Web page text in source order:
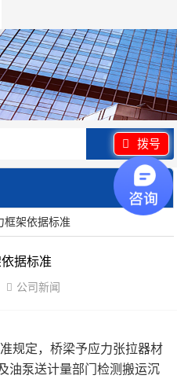
拨号
展开
框架依据标准
据标准
公司新闻
规定，桥梁予应力张拉器材
油泵送计量部门检测搬运沉